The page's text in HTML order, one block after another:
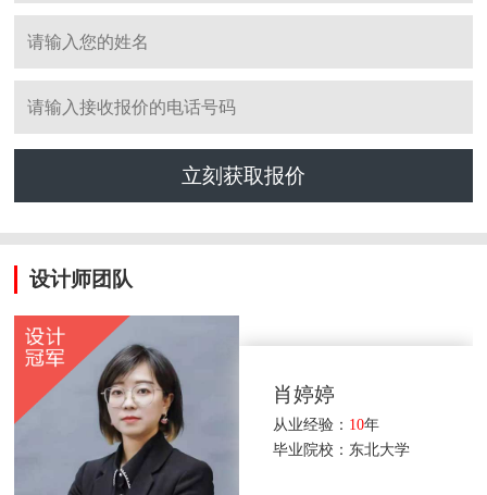
立刻获取报价
设计师团队
肖婷婷
从业经验： 10年
毕业院校：东北大学